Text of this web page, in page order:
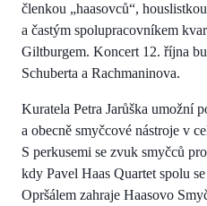
členkou „haasovců“,
a častým spolupracovníkem
Giltburgem. Koncert 12. října
Schuberta a Rachmaninova.
Kuratela Petra Jarůška umožní
a obecně smyčcové nástroje v
S perkusemi se zvuk smyčců
kdy Pavel Haas Quartet spolu
Opršálem zahraje Haasovo